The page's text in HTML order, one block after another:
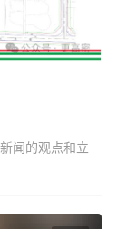
闻的观点和立